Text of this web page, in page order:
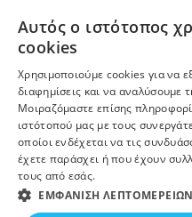
ΠΛΗΡΟΦΟΡΙΕΣ
Η ΕΤΑΙΡΕΙΑ
ΠΕΡΙΣΣΟΤΕΡΑ
ΕΓΓΡΑΦΗ ΣΤΟ
Αυτός ο ιστότοπος
cookies
Χρησιμοποιούμε cookies για να
διαφημίσεις και να αναλύσουμε
Μοιραζόμαστε επίσης
ιστότοπού μας με τους
οποίοι ενδέχεται να τις
έχετε παράσχει ή που έχουν
τους από εσάς.
ΕΜΦΆΝΙΣΗ ΛΕΠΤΟΜΕΡΕΙΏΝ